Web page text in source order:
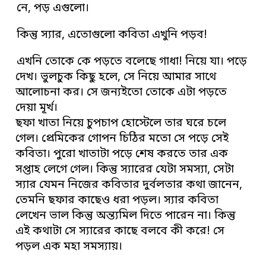
নে, পড় এগুলো।
কিন্তু স্যার, এতোগুলো কবিতা এখুনি পড়ব!
এখনি তোকে কে পড়তে বলেছে গাধা! নিয়ে যা। পড়ে
দেখ। ভুলচুক কিছু হলে, সে নিয়ে আমার সাথে
আলোচনা কর। সে জন্যইতো তোকে এটা পড়তে
দেয়া মূর্খ।
ছফা খাতা নিয়ে চুপচাপ হোস্টেলে তার ঘরে চলে
গেল। প্রেমিকের গোপন চিঠির মতো সে পড়ে সেই
কবিতা। পুরো খাতাটা পড়ে শেষ করতে তার এক
সপ্তাহ লেগে গেল। কিন্তু স্যারের যেটা সমস্যা, সেটা
স্যার যেমন নিজের কবিতার দুর্বলতার কথা জানেন,
তেমনি ছফার কাছেও ধরা পড়ল। স্যার কবিতা
লেখেন ভাল কিন্তু অন্ত্যমিল দিতে পারেন না। কিন্তু
এই কথাটা সে স্যারের কাছে বলবে কী করে! সে
পড়ল এক মহা সমস্যায়।